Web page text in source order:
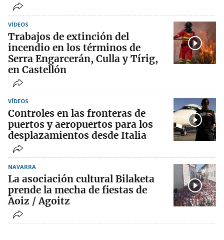
VÍDEOS
Trabajos de extinción del
incendio en los términos de
Serra Engarcerán, Culla y Tírig,
en Castellón
VÍDEOS
Controles en las fronteras de
puertos y aeropuertos para los
desplazamientos desde Italia
NAVARRA
La asociación cultural Bilaketa
prende la mecha de fiestas de
Aoiz / Agoitz